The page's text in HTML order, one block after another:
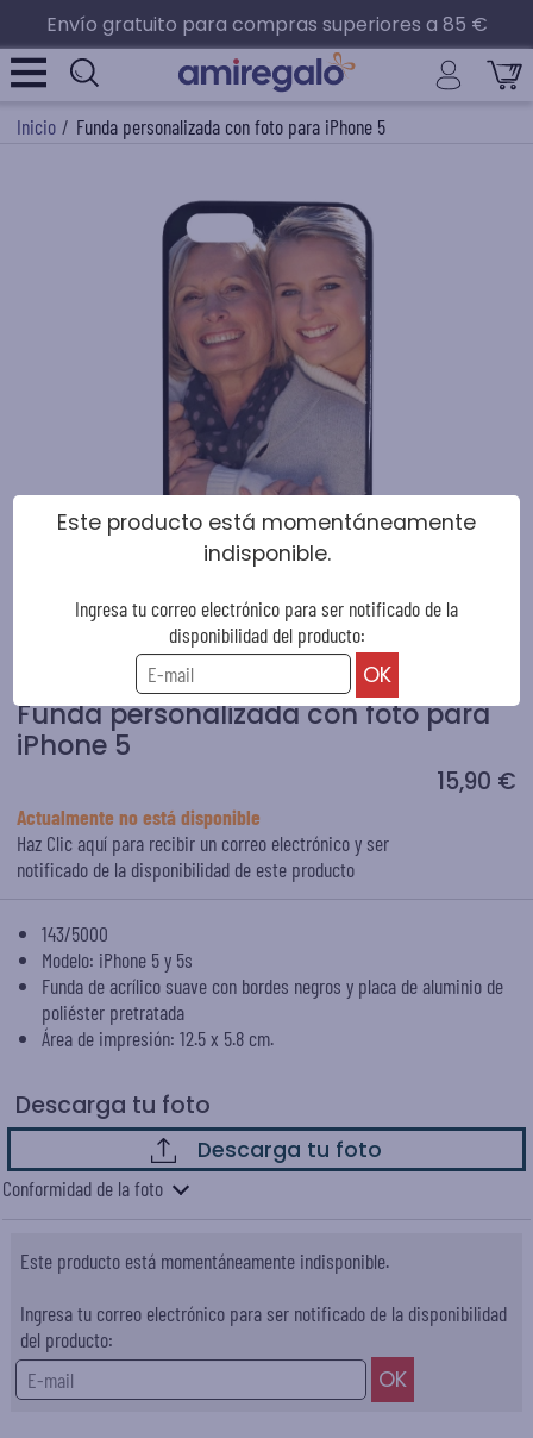
Envío gratuito para compras superiores a 85 €
Inicio / Funda personalizada con foto para iPhone 5
Funda personalizada con foto para
iPhone 5
15,90 €
Actualmente no está disponible
Haz Clic aquí para recibir un correo electrónico y ser
notificado de la disponibilidad de este producto
143/5000
Modelo: iPhone 5 y 5s
Funda de acrílico suave con bordes negros y placa de aluminio de
poliéster pretratada
Área de impresión: 12.5 x 5.8 cm.
Descarga tu foto
Descarga tu foto
Conformidad de la foto
Este producto está momentáneamente indisponible.
Ingresa tu correo electrónico para ser notificado de la disponibilidad
del producto:
Este producto está momentáneamente
indisponible.
Ingresa tu correo electrónico para ser notificado de la
disponibilidad del producto: